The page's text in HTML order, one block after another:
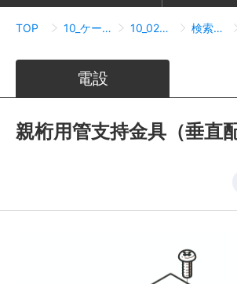
TOP 10_ケーブルラック 10_02_QRタイプ 検索結果一覧
電設
親桁用管支持金具（垂直